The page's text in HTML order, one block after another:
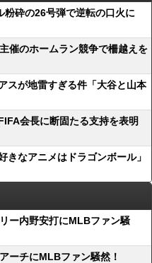
粉砕の26号弾で逆転の口火に
催のホームラン競争で柵越えを
スが地雷すぎる件「大谷と山本
会長に断固たる支持を表明
きなアニメはドラゴンボール」
ー内野安打にMLBファン騒
ーチにMLBファン騒然！